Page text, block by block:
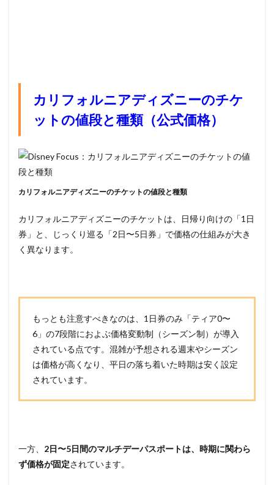
カリフォルニアディズニーのチケ
ットの値段と種類（公式価格）
カリフォルニアディズニーのチケットの値段と種類
カリフォルニアディズニーのチケットは、日帰り向けの「1日
券」と、じっくり巡る「2日〜5日券」で価格の仕組みが大き
く異なります。
もっとも注意すべきなのは、1日券のみ「ティア0〜
6」の7段階におよぶ価格変動制（シーズン制）が導入
されている点です。混雑が予想される週末やシーズン
は価格が高くなり、平日の落ち着いた時期は安く設定
されています。
一方、 2日〜5日間のマルチデーパスポートは、時期に関わら
ず価格が固定されています。